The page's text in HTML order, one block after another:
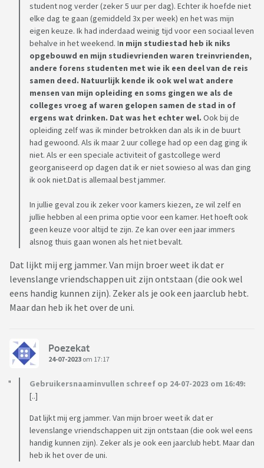
student nog verder (zeker 5 uur per dag). Echter ik hoefde niet
elke dag te gaan (gemiddeld 3x per week) en het was mijn
eigen keuze. Ik had inderdaad weinig tijd voor een sociaal leven
behalve in het weekend. In mijn studiestad heb ik niks
opgebouwd en mijn studievrienden waren treinvrienden,
andere forens studenten met wie ik een deel van de reis
samen deed. Natuurlijk kende ik ook wel wat andere
mensen van mijn opleiding en soms gingen we als de
colleges vroeg af waren gelopen samen de stad in of
ergens wat drinken. Dat was het echter wel. Ook bij de
opleiding zelf was ik minder betrokken dan als ik in de buurt
had gewoond. Als ik maar 2 uur college had op een dag ging ik
niet. Als er een speciale activiteit of gastcollege werd
georganiseerd op dagen dat ik er niet sowieso al was dan ging
ik ook niet.Dat is allemaal best jammer.
In jullie geval zou ik zeker voor kamers kiezen, ze wil zelf en
jullie hebben al een prima optie voor een kamer. Het hoeft ook
geen keuze voor altijd te zijn. Ze kan over een jaar immers
alsnog thuis gaan wonen als het niet bevalt.
Dat lijkt mij erg jammer. Van mijn broer weet ik dat er
levenslange vriendschappen uit zijn ontstaan (die ook wel
eens handig kunnen zijn). Zeker als je ook een jaarclub hebt.
Maar dan heb ik het over de uni.
Poezekat
24-07-2023 om 17:17
Gebruikersnaaminvullen schreef op 24-07-2023 om 16:49:
[..]
Dat lijkt mij erg jammer. Van mijn broer weet ik dat er
levenslange vriendschappen uit zijn ontstaan (die ook wel eens
handig kunnen zijn). Zeker als je ook een jaarclub hebt. Maar dan
heb ik het over de uni.